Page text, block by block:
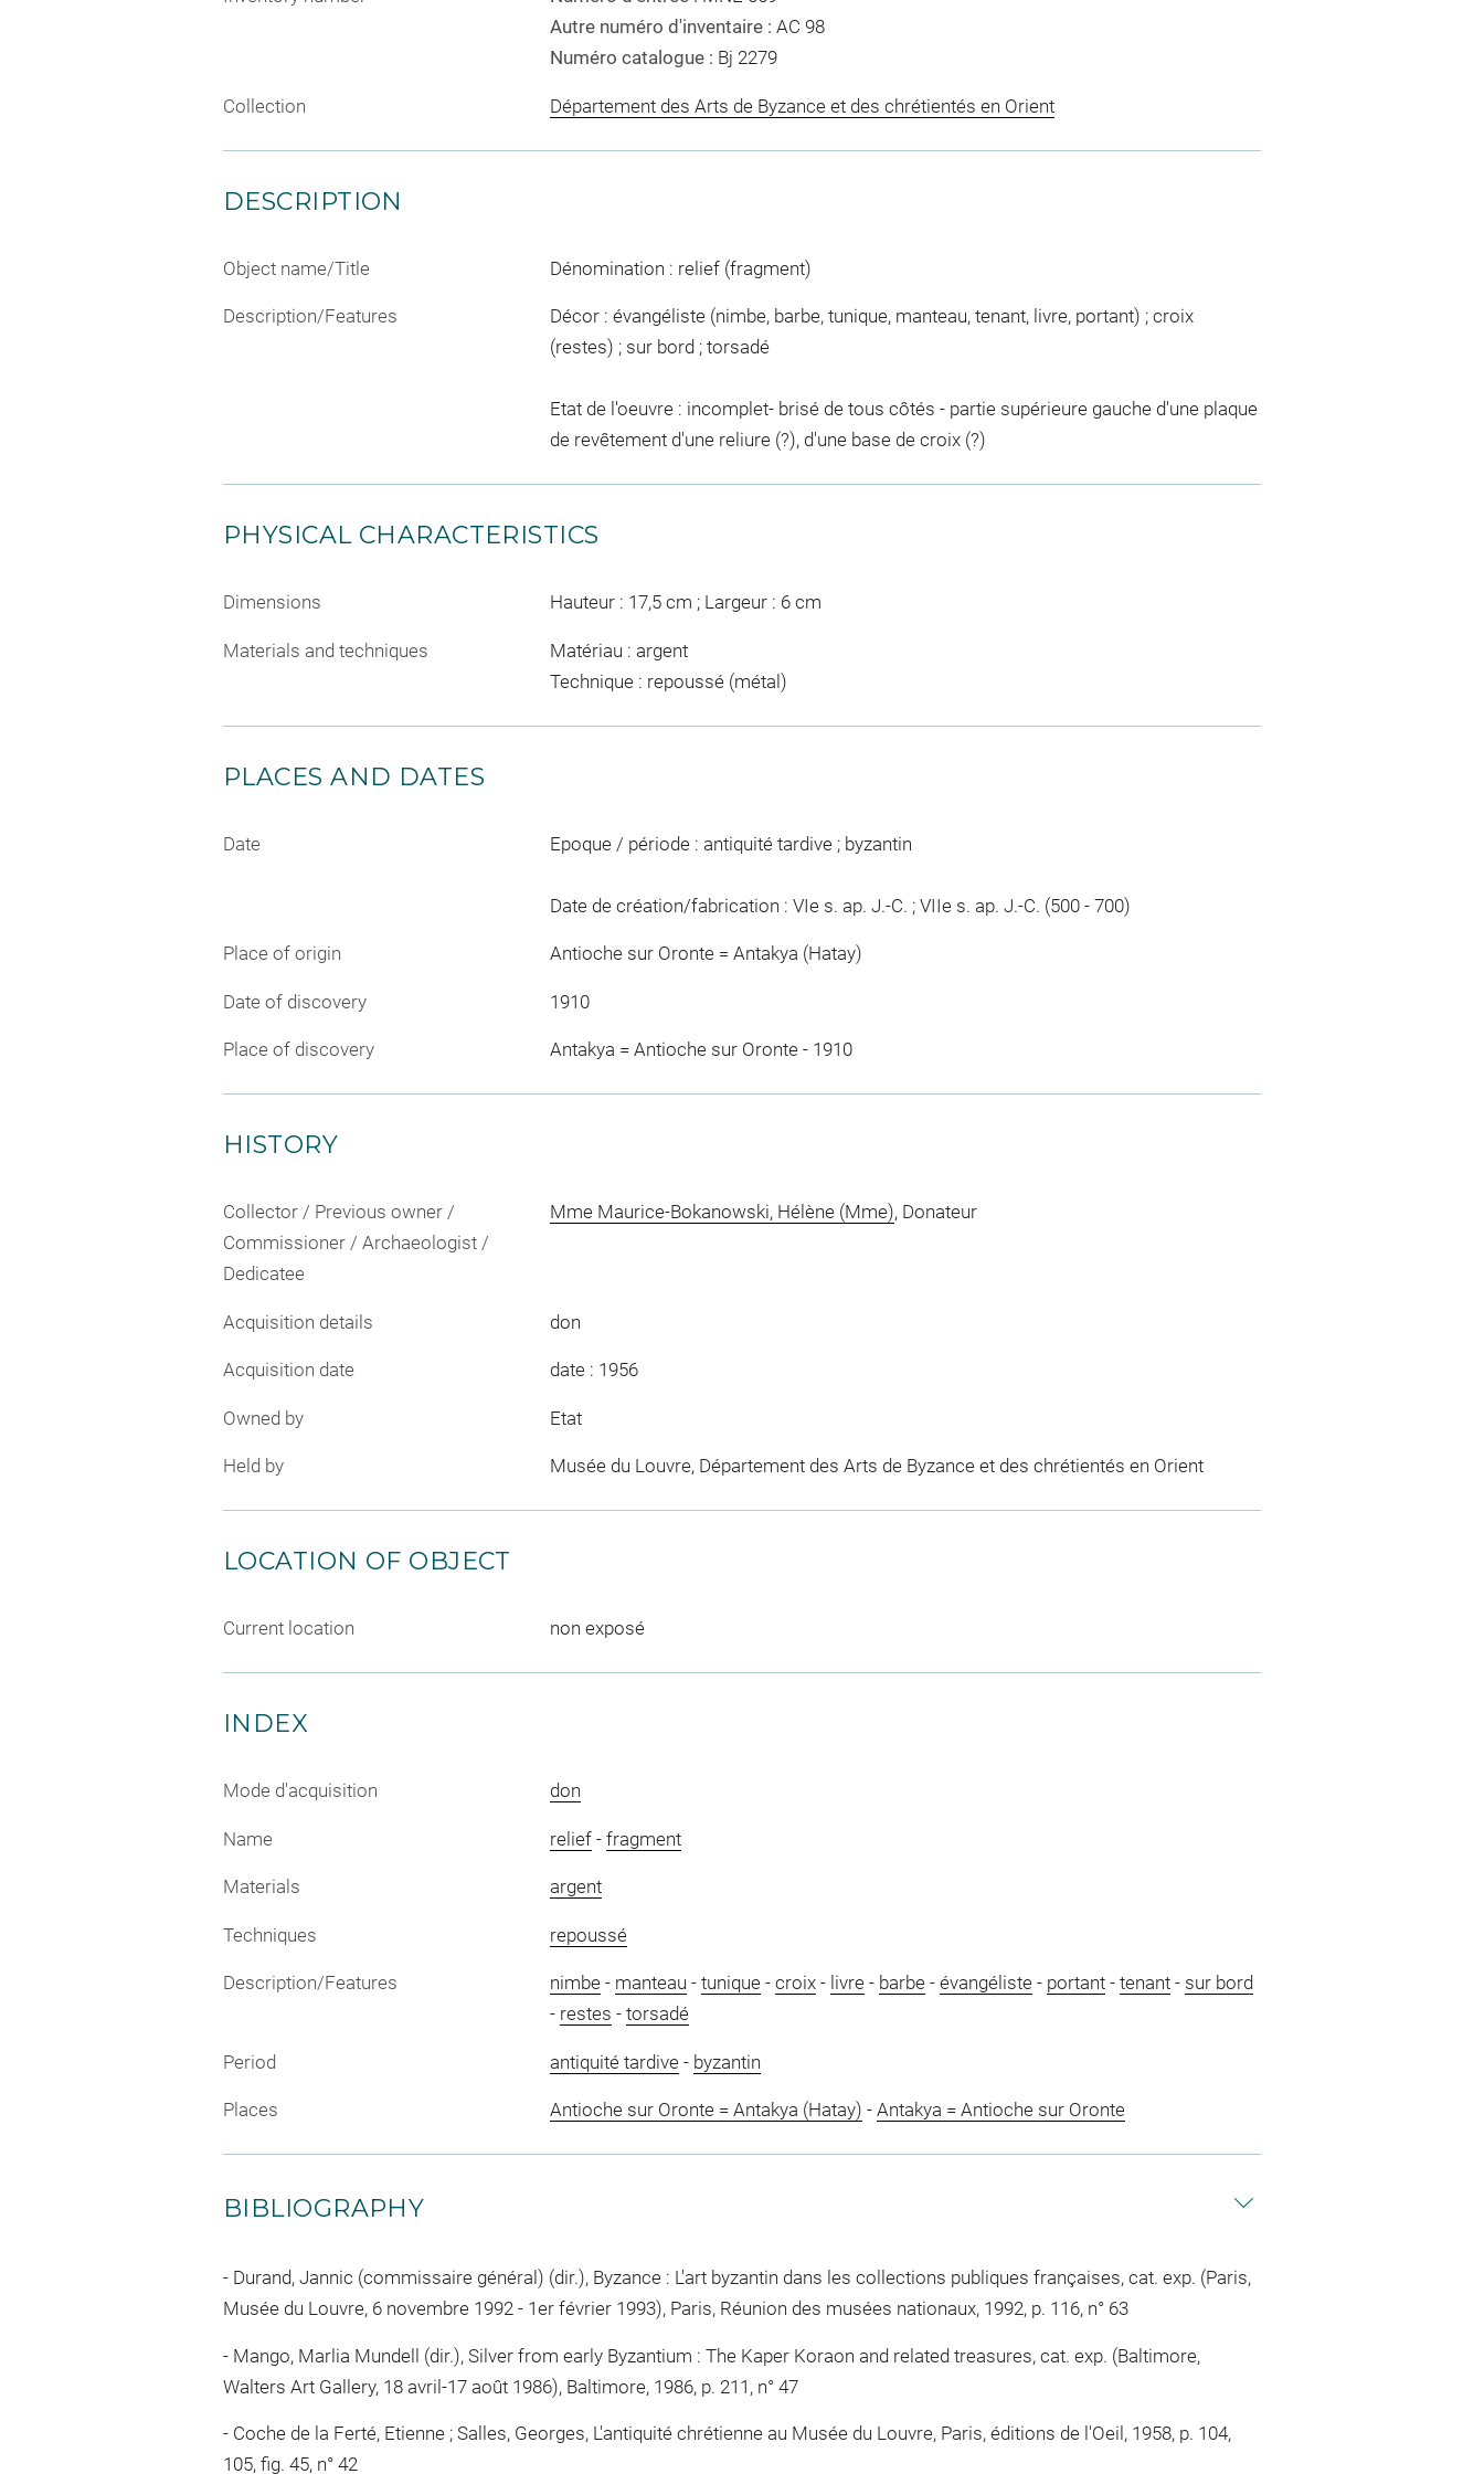
Autre numéro d'inventaire : AC 98
Numéro catalogue : Bj 2279
Collection Département des Arts de Byzance et des chrétientés en Orient
DESCRIPTION
Object name/Title Dénomination : relief (fragment)
Description/Features
Décor : évangéliste (nimbe, barbe, tunique, manteau, tenant, livre, portant) ; croix
(restes) ; sur bord ; torsadé
Etat de l'oeuvre : incomplet- brisé de tous côtés - partie supérieure gauche d'une plaque
de revêtement d'une reliure (?), d'une base de croix (?)
PHYSICAL CHARACTERISTICS
Dimensions Hauteur : 17,5 cm ; Largeur : 6 cm
Materials and techniques
Matériau : argent
Technique : repoussé (métal)
PLACES AND DATES
Date Epoque / période : antiquité tardive ; byzantin
Date de création/fabrication : VIe s. ap. J.-C. ; VIIe s. ap. J.-C. (500 - 700)
Place of origin Antioche sur Oronte = Antakya (Hatay)
Date of discovery 1910
Place of discovery Antakya = Antioche sur Oronte - 1910
HISTORY
Collector / Previous owner /
Commissioner / Archaeologist /
Dedicatee
Mme Maurice-Bokanowski, Hélène (Mme), Donateur
Acquisition details don
Acquisition date date : 1956
Owned by Etat
Held by Musée du Louvre, Département des Arts de Byzance et des chrétientés en Orient
LOCATION OF OBJECT
Current location non exposé
INDEX
Mode d'acquisition don
Name relief- fragment
Materials argent
Techniques repoussé
Description/Features nimbe- manteau - tunique- croix- livre- barbe- évangéliste- portant- tenant- sur bord
- restes - torsadé
Period antiquité tardive- byzantin
Places Antioche sur Oronte = Antakya (Hatay) - Antakya = Antioche sur Oronte
BIBLIOGRAPHY
Durand, Jannic (commissaire général) (dir.), Byzance : L'art byzantin dans les collections publiques françaises, cat. exp. (Paris,
Musée du Louvre, 6 novembre 1992 - 1er février 1993), Paris, Réunion des musées nationaux, 1992, p. 116, n° 63
Mango, Marlia Mundell (dir.), Silver from early Byzantium : The Kaper Koraon and related treasures, cat. exp. (Baltimore,
Walters Art Gallery, 18 avril-17 août 1986), Baltimore, 1986, p. 211, n° 47
Coche de la Ferté, Etienne ; Salles, Georges, L'antiquité chrétienne au Musée du Louvre, Paris, éditions de l'Oeil, 1958, p. 104,
105, fig. 45, n° 42